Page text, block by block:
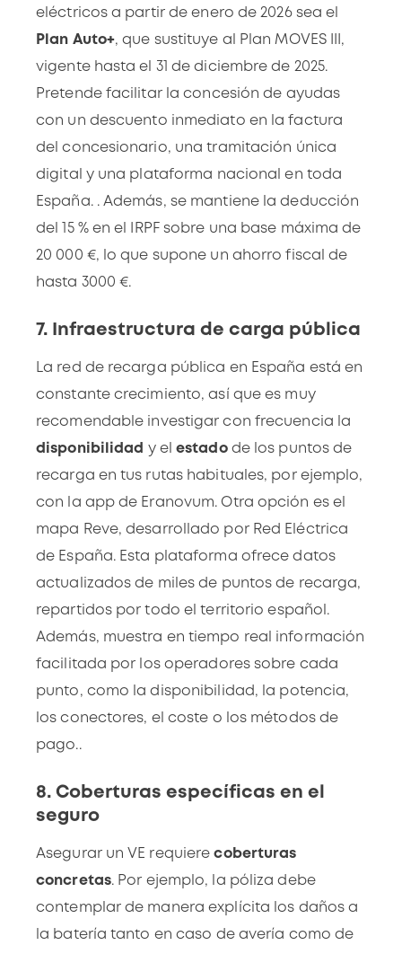
eléctricos a partir de enero de 2026 sea el
Plan Auto+, que sustituye al Plan MOVES III,
vigente hasta el 31 de diciembre de 2025.
Pretende facilitar la concesión de ayudas
con un descuento inmediato en la factura
del concesionario, una tramitación única
digital y una plataforma nacional en toda
España. . Además, se mantiene la deducción
del 15 % en el IRPF sobre una base máxima de
20 000 €, lo que supone un ahorro fiscal de
hasta 3000 €.
7. Infraestructura de carga pública
La red de recarga pública en España está en
constante crecimiento, así que es muy
recomendable investigar con frecuencia la
disponibilidad y elestadode los puntos de
recarga en tus rutas habituales, por ejemplo,
con la app de Eranovum. Otra opción es el
mapa Reve, desarrollado por Red Eléctrica
de España. Esta plataforma ofrece datos
actualizados de miles de puntos de recarga,
repartidos por todo el territorio español.
Además, muestra en tiempo real información
facilitada por los operadores sobre cada
punto, como la disponibilidad, la potencia,
los conectores, el coste o los métodos de
pago..
8. Coberturas específicas en el
seguro
Asegurar un VE requierecoberturas
concretas. Por ejemplo, la póliza debe
contemplar de manera explícita los daños a
la batería tanto en caso de avería como de